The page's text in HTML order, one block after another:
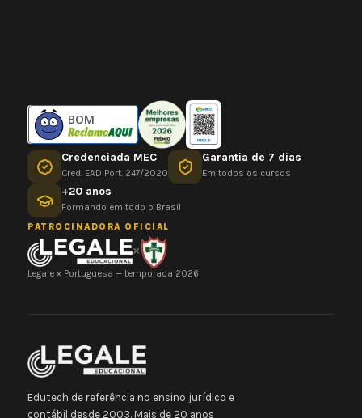
BOM
Credenciada MEC
Cred. EAD Port. 247/2020
Garantia de 7 dias
Em todos os cursos
+20 anos
Formando em todo o Brasil
PATROCINADORA OFICIAL
×
Legale × Portuguesa — temporada 2026
Edutech de referência no ensino jurídico e
contábil desde 2003. Mais de 20 anos